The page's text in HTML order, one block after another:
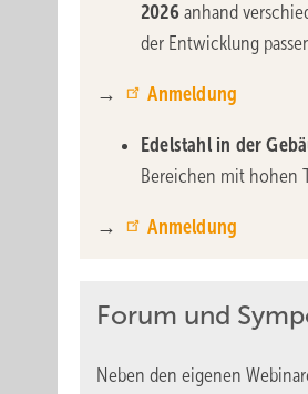
2026anhand
der Entwicklung
→ Anmeldung
Edelstahl in der
Bereichen mit hohen
→ Anmeldung
Forum und
Neben den eigenen